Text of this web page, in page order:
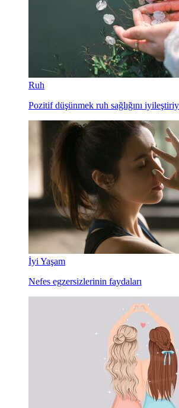
Ruh
Pozitif düşünmek ruh sağlığını
İyi Yaşam
Nefes egzersizlerinin faydaları